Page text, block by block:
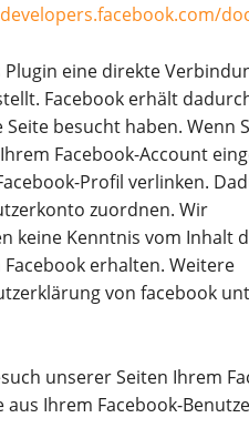
eine direkte
Facebook erhält
besucht haben. Wenn
Facebook-Account
Profil verlinken.
zuordnen. Wir
keine Kenntnis vom Inhalt
erhalten. Weitere
von facebook
unserer Seiten Ihrem
Ihrem Facebook-